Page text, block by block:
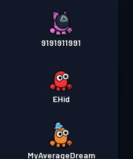
9191911991
EHid
MyAverageDream